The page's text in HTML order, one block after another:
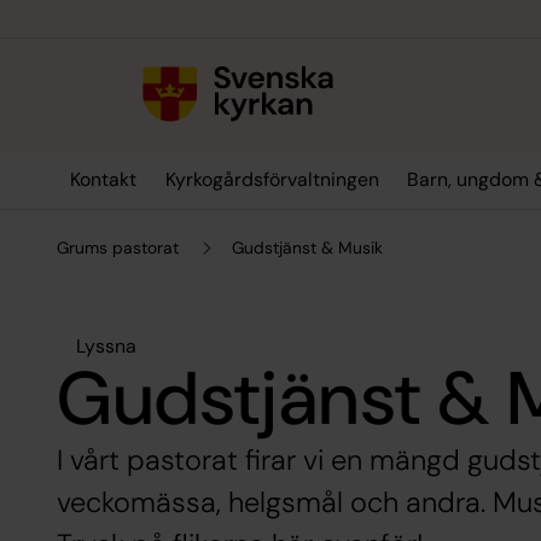
Kontakt Kyrkogårdsförvaltningen Barn, ungdom
Grums pastorat Gudstjänst & Musik
Lyssna
Gudstjänst &
I vårt pastorat firar vi en mängd
veckomässa, helgsmål och andra.